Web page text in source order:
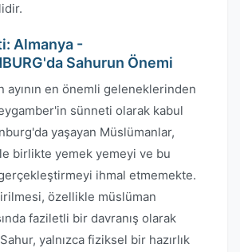
Almanya -
Sahurun Önemi
ayının en önemli geleneklerinden
sünneti olarak kabul
yaşayan Müslümanlar,
birlikte yemek yemeyi ve bu
ihmal etmemekte.
özellikle müslüman
faziletli bir davranış olarak
yalnızca fiziksel bir hazırlık